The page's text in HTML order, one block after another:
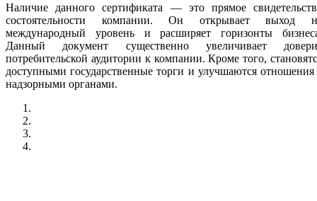
Наличие данного сертификата — это прямое
состоятельности компании. Он открывает выход
международный уровень и расширяет горизонты
Данный документ существенно увеличивает
потребительской аудитории к компании. Кроме того,
доступными государственные торги и улучшаются отношения
надзорными органами.